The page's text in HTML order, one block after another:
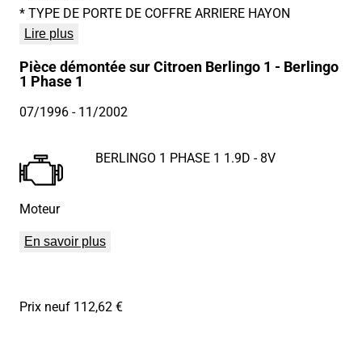
* TYPE DE PORTE DE COFFRE ARRIERE HAYON
Lire plus
Pièce démontée sur Citroen Berlingo 1 - Berlingo
1 Phase 1
07/1996- 11/2002
Moteur
BERLINGO 1 PHASE 1 1.9D - 8V
En savoir plus
Prix neuf 112,62 €